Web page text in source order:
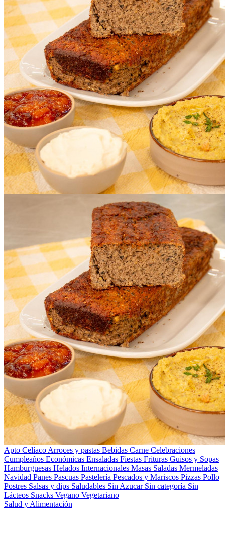
Apto Celíaco Arroces y pastas Bebidas Carne Celebraciones
Cumpleaños Económicas Ensaladas Fiestas Frituras Guisos y Sopas
Hamburguesas Helados Internacionales Masas Saladas Mermeladas
Navidad Panes Pascuas Pastelería Pescados y Mariscos Pizzas Pollo
Postres Salsas y dips Saludables Sin Azucar Sin categoría Sin
Lácteos Snacks Vegano Vegetariano
Salud y Alimentación